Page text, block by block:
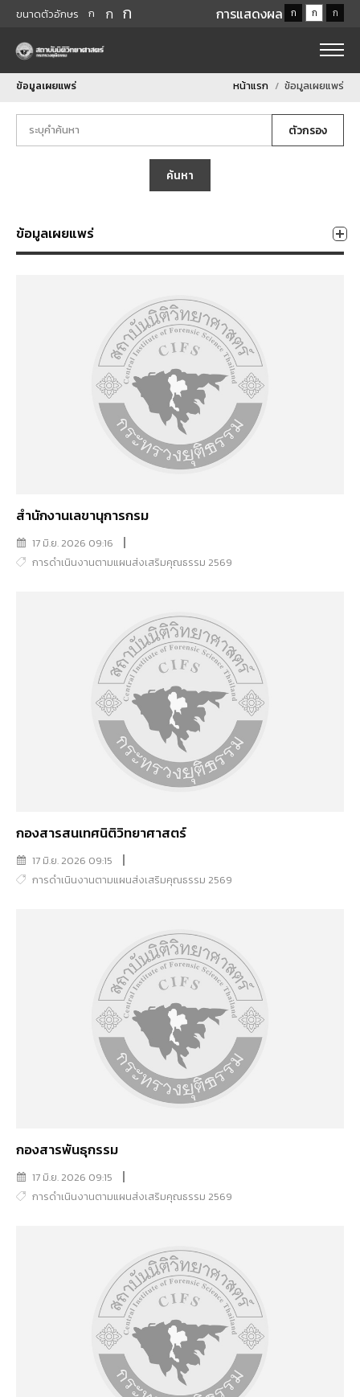
ขนาดตัวอักษร ก ก ก การแสดงผล ก ก ก
ข้อมูลเผยแพร่ หน้าแรก ข้อมูลเผยแพร่
ตัวกรอง
ค้นหา
ข้อมูลเผยแพร่
สำนักงานเลขานุการกรม
17 มิ.ย. 2026 09:16
การดำเนินงานตามแผนส่งเสริมคุณธรรม 2569
กองสารสนเทศนิติวิทยาศาสตร์
17 มิ.ย. 2026 09:15
การดำเนินงานตามแผนส่งเสริมคุณธรรม 2569
กองสารพันธุกรรม
17 มิ.ย. 2026 09:15
การดำเนินงานตามแผนส่งเสริมคุณธรรม 2569